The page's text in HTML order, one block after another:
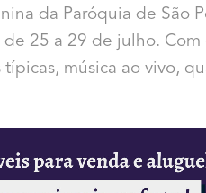
da Paróquia de São
de 25 a 29 de julho.
típicas, música ao vivo,